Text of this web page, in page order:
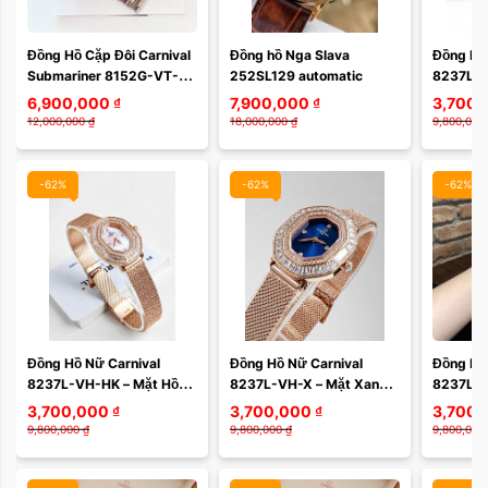
Đồng Hồ Cặp Đôi Carnival
Submariner 8152G-VT-D1
– Thiết Kế Thể Thao,
Sapphire, Automatic Nhật
6,900,000 ₫
12,000,000 ₫
Đồng hồ Nga Slava
252SL129 automatic
7,900,000 ₫
18,000,000 ₫
Đồng
8237L-
Lá
Quartz
9,800,000
-62%
Đồng Hồ Nữ Carnival
8237L-VH-HK – Mặt Hồng
Khảm Sang Trọng, Máy
Quartz Thụy Sĩ, Dây Mesh
3,700,000 ₫
9,800,000 ₫
-62%
Đồng Hồ Nữ Carnival
8237L-VH-X – Mặt Xanh
Sang Trọng, Máy Quartz
Thụy Sĩ, Dây Mesh Cao
3,700,000 ₫
9,800,000 ₫
-62%
Đồng
8237L-
Thời
Thụy Sĩ,
9,800,000